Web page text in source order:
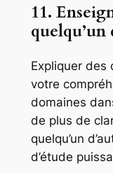
11.
quelqu’un
Expliquer des
votre
domaines
de plus de
quelqu’un
d’étude